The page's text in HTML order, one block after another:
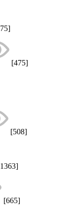
[475]
[508]
[665]